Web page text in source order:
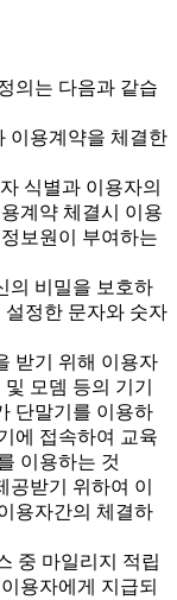
의는 다음과 같습
이용계약을 체결한
식별과 이용자의
계약 체결시 이용
보원이 부여하는
의 비밀을 보호하
정한 문자와 숫자
받기 위해 이용자
모뎀 등의 기기
단말기를 이용하
에 접속하여 교육
이용하는 것
받기 위하여 이
용자간의 체결하
중 마일리지 적립
용자에게 지급되